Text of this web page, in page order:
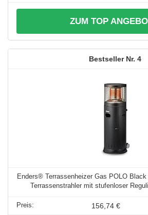
ZUM TOP
4
Enders® Terrassenheizer Gas POLO Black
Terrassenstrahler mit stufenloser
156,74 €